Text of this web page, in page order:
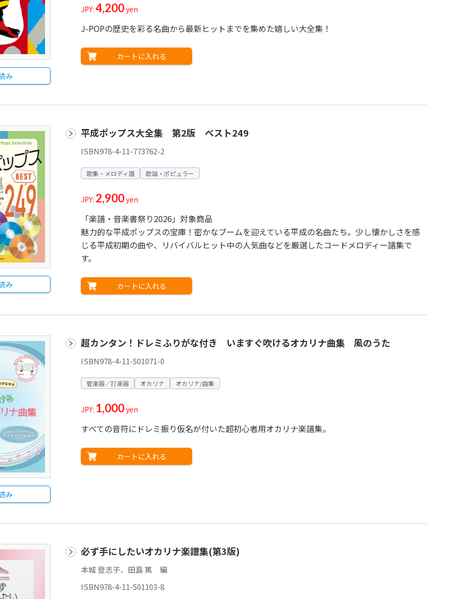
み
JPY: 4,200yen
J-POPの歴史を彩る名曲から最新ヒットまでを集めた嬉しい大全集！
カートに入れる
み
平成ポップス大全集 第2版 ベスト249
ISBN978-4-11-773762-2
歌集・メロディ譜 歌謡・ポピュラー
JPY: 2,900yen
「楽譜・音楽書祭り2026」対象商品
魅力的な平成ポップスの宝庫！密かなブームを迎えている平成の名曲たち。少し懐かしさを感
じる平成初期の曲や、リバイバルヒット中の人気曲などを厳選したコードメロディー譜集で
す。
カートに入れる
み
超カンタン！ドレミふりがな付き いますぐ吹けるオカリナ曲集 風のうた
ISBN978-4-11-501071-0
管楽器／打楽器 オカリナ オカリナ/曲集
JPY: 1,000yen
すべての音符にドレミ振り仮名が付いた超初心者用オカリナ楽譜集。
カートに入れる
必ず手にしたいオカリナ楽譜集(第3版)
本城 登志子、田島 篤 編
ISBN978-4-11-501103-8